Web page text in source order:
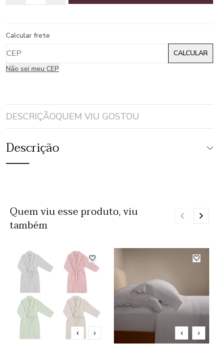
Calcular frete
Não sei meu CEP
DESCRIÇÃOQUEM VIU GOSTOU
Descrição
Quem viu esse produto, viu
também